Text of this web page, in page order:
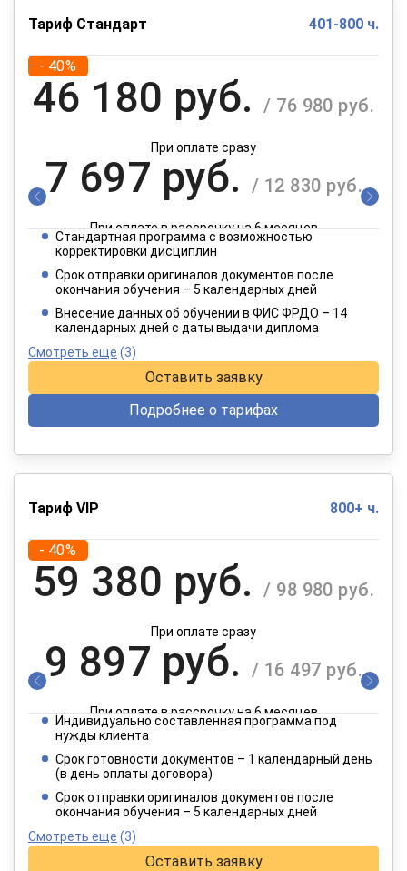
Тариф Стандарт 401-800 ч.
- 40%
46 180 руб. / 76 980 руб.
При оплате сразу
7 697 руб. / 12 830 руб.
При оплате в рассрочку на 6 месяцев
3 849 руб.
При оплате в рассрочку на 12 месяцев
Стандартная программа с возможностью
корректировки дисциплин
Срок отправки оригиналов документов после
окончания обучения – 5 календарных дней
Внесение данных об обучении в ФИС ФРДО – 14
календарных дней с даты выдачи диплома
Смотреть еще (3)
Оставить заявку
Подробнее о тарифах
Тариф VIP 800+ ч.
- 40%
59 380 руб. / 98 980 руб.
При оплате сразу
9 897 руб. / 16 497 руб.
При оплате в рассрочку на 6 месяцев
4 949 руб. / 8 249 руб.
При оплате в рассрочку на 12 месяцев
Индивидуально составленная программа под
нужды клиента
Срок готовности документов – 1 календарный день
(в день оплаты договора)
Срок отправки оригиналов документов после
окончания обучения – 5 календарных дней
Смотреть еще (3)
Оставить заявку